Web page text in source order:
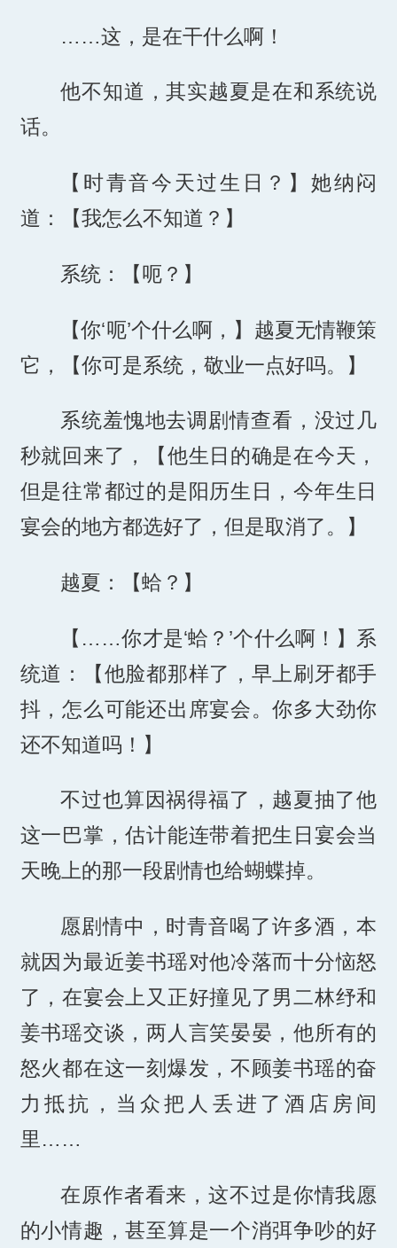
……这，是在干什么啊！
他不知道，其实越夏是在和系统说
话。
【时青音今天过生日？】她纳闷
道：【我怎么不知道？】
系统：【呃？】
【你‘呃’个什么啊，】越夏无情鞭策
它，【你可是系统，敬业一点好吗。】
系统羞愧地去调剧情查看，没过几
秒就回来了，【他生日的确是在今天，
但是往常都过的是阳历生日，今年生日
宴会的地方都选好了，但是取消了。】
越夏：【蛤？】
【……你才是‘蛤？’个什么啊！】系
统道：【他脸都那样了，早上刷牙都手
抖，怎么可能还出席宴会。你多大劲你
还不知道吗！】
不过也算因祸得福了，越夏抽了他
这一巴掌，估计能连带着把生日宴会当
天晚上的那一段剧情也给蝴蝶掉。
愿剧情中，时青音喝了许多酒，本
就因为最近姜书瑶对他冷落而十分恼怒
了，在宴会上又正好撞见了男二林纾和
姜书瑶交谈，两人言笑晏晏，他所有的
怒火都在这一刻爆发，不顾姜书瑶的奋
力抵抗，当众把人丢进了酒店房间
里……
在原作者看来，这不过是你情我愿
的小情趣，甚至算是一个消弭争吵的好